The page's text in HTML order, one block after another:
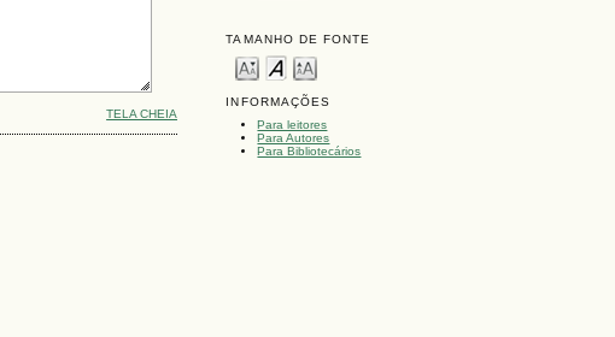
TAMANHO DE FONTE
INFORMAÇÕES
Para leitores
Para Autores
Para Bibliotecários
TELA CHEIA